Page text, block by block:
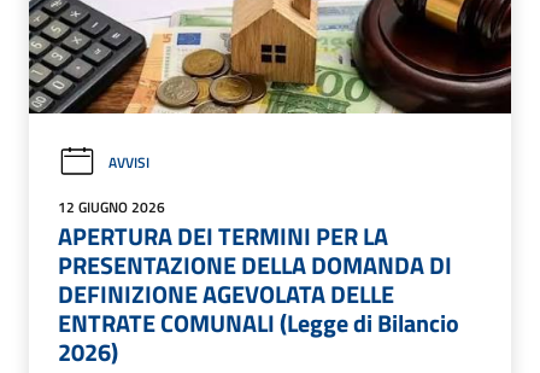
AVVISI
12 GIUGNO 2026
APERTURA DEI TERMINI PER LA
PRESENTAZIONE DELLA DOMANDA DI
DEFINIZIONE AGEVOLATA DELLE
ENTRATE COMUNALI (Legge di Bilancio
2026)